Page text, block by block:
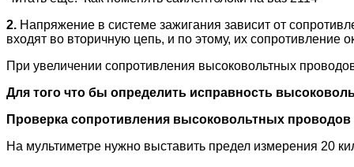
2. Напряжение в системе зажигания зависит от
входят во вторичную цепь, и по этому, их сопротивление
При увеличении сопротивления высоковольтных
Для того что бы определить исправность
Проверка сопротивления высоковольтных
На мультиметре нужно выставить предел измерения 20